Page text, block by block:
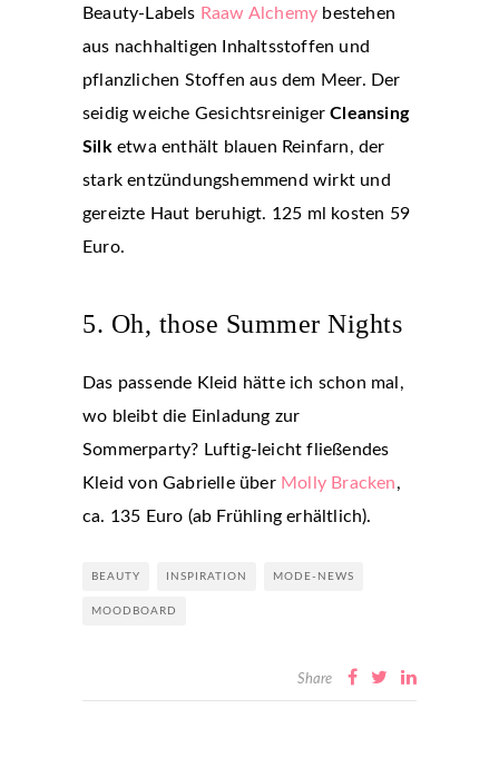
Beauty-Labels Raaw Alchemy bestehen
aus nachhaltigen Inhaltsstoffen und
pflanzlichen Stoffen aus dem Meer. Der
seidig weiche GesichtsreinigerCleansing
Silketwa enthält blauen Reinfarn, der
stark entzündungshemmend wirkt und
gereizte Haut beruhigt. 125 ml kosten 59
Euro.
5. Oh, those Summer Nights
Das passende Kleid hätte ich schon mal,
wo bleibt die Einladung zur
Sommerparty? Luftig-leicht fließendes
Kleid von Gabrielle über Molly Bracken,
ca. 135 Euro (ab Frühling erhältlich).
BEAUTY INSPIRATION MODE-NEWS
MOODBOARD
Share